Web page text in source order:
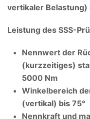
vertikaler
Leistung des SSS-
Nennwert der
(kurzzeitiges)
5000 Nm
Winkelbereich
(vertikal) bis 75°
Nennkraft und